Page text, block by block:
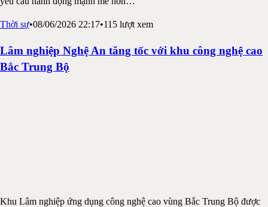
Thời sự•08/06/2026 22:17•115 lượt xem
Lâm nghiệp Nghệ An tăng tốc với khu công nghệ cao
Bắc Trung Bộ
Khu Lâm nghiệp ứng dụng công nghệ cao vùng Bắc Trung Bộ được